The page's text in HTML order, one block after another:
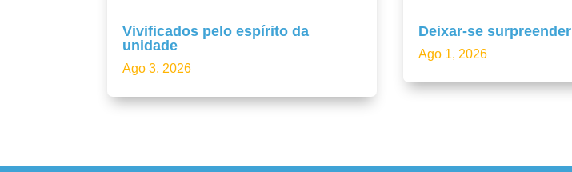
Vivificados pelo espírito da
unidade
Ago 3, 2026
Deixar-se surpreender
Ago 1, 2026